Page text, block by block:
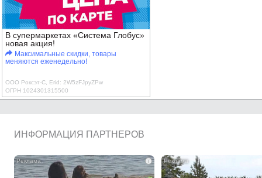
В супермаркетах «Система Глобус»
новая акция!
Максимальные скидки, товары
меняются еженедельно!
ООО Роксэт-С, Erid: 2W5zFJpyZPw
ОГРН 1024301315500
ИНФОРМАЦИЯ ПАРТНЕРОВ
i